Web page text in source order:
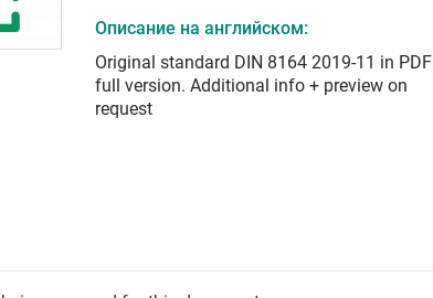
Описание на английском:
Original standard DIN 8164 2019-11 in PDF
full version. Additional info + preview on
request